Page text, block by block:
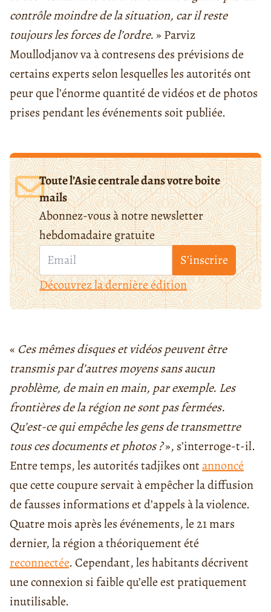
contrôle moindre de la situation, car il reste
toujours les forces de l’ordre. » Parviz
Moullodjanov va à contresens des prévisions de
certains experts selon lesquelles les autorités ont
peur que l’énorme quantité de vidéos et de photos
prises pendant les événements soit publiée.
Toute l’Asie centrale dans votre boite
mails
Abonnez-vous à notre newsletter
hebdomadaire gratuite
S’inscrire
Découvrez la dernière édition
« Ces mêmes disques et vidéos peuvent être
transmis par d’autres moyens sans aucun
problème, de main en main, par exemple. Les
frontières de la région ne sont pas fermées.
Qu’est-ce qui empêche les gens de transmettre
tous ces documents et photos ?», s’interroge-t-il.
Entre temps, les autorités tadjikes ontannoncé
que cette coupure servait à empêcher la diffusion
de fausses informations et d’appels à la violence.
Quatre mois après les événements, le 21 mars
dernier, la région a théoriquement été
reconnectée. Cependant, les habitants décrivent
une connexion si faible qu’elle est pratiquement
inutilisable.